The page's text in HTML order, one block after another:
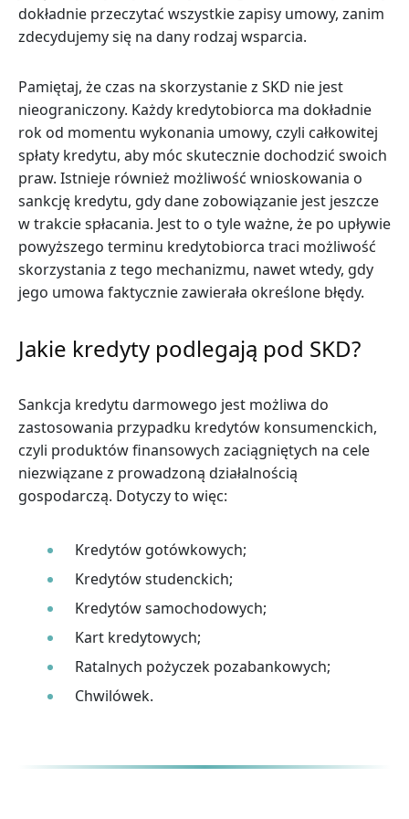
dokładnie przeczytać wszystkie zapisy umowy, zanim
zdecydujemy się na dany rodzaj wsparcia.
Pamiętaj, że czas na skorzystanie z SKD nie jest
nieograniczony. Każdy kredytobiorca ma dokładnie
rok od momentu wykonania umowy, czyli całkowitej
spłaty kredytu, aby móc skutecznie dochodzić swoich
praw. Istnieje również możliwość wnioskowania o
sankcję kredytu, gdy dane zobowiązanie jest jeszcze
w trakcie spłacania. Jest to o tyle ważne, że po upływie
powyższego terminu kredytobiorca traci możliwość
skorzystania z tego mechanizmu, nawet wtedy, gdy
jego umowa faktycznie zawierała określone błędy.
Jakie kredyty podlegają pod SKD?
Sankcja kredytu darmowego jest możliwa do
zastosowania przypadku kredytów konsumenckich,
czyli produktów finansowych zaciągniętych na cele
niezwiązane z prowadzoną działalnością
gospodarczą. Dotyczy to więc:
Kredytów gotówkowych;
Kredytów studenckich;
Kredytów samochodowych;
Kart kredytowych;
Ratalnych pożyczek pozabankowych;
Chwilówek.